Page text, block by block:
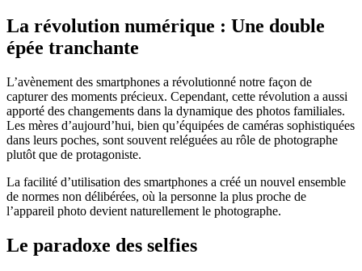
La révolution numérique : Une double
épée tranchante
L’avènement des smartphones a révolutionné notre façon de
capturer des moments précieux. Cependant, cette révolution a aussi
apporté des changements dans la dynamique des photos familiales.
Les mères d’aujourd’hui, bien qu’équipées de caméras sophistiquées
dans leurs poches, sont souvent reléguées au rôle de photographe
plutôt que de protagoniste.
La facilité d’utilisation des smartphones a créé un nouvel ensemble
de normes non délibérées, où la personne la plus proche de
l’appareil photo devient naturellement le photographe.
Le paradoxe des selfies